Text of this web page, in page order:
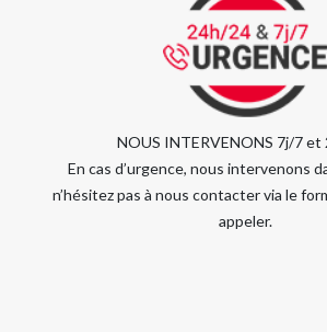
NOUS INTERVENONS 7j/7 et
En cas d’urgence, nous intervenons
n’hésitez pas à nous contacter via le
appeler.